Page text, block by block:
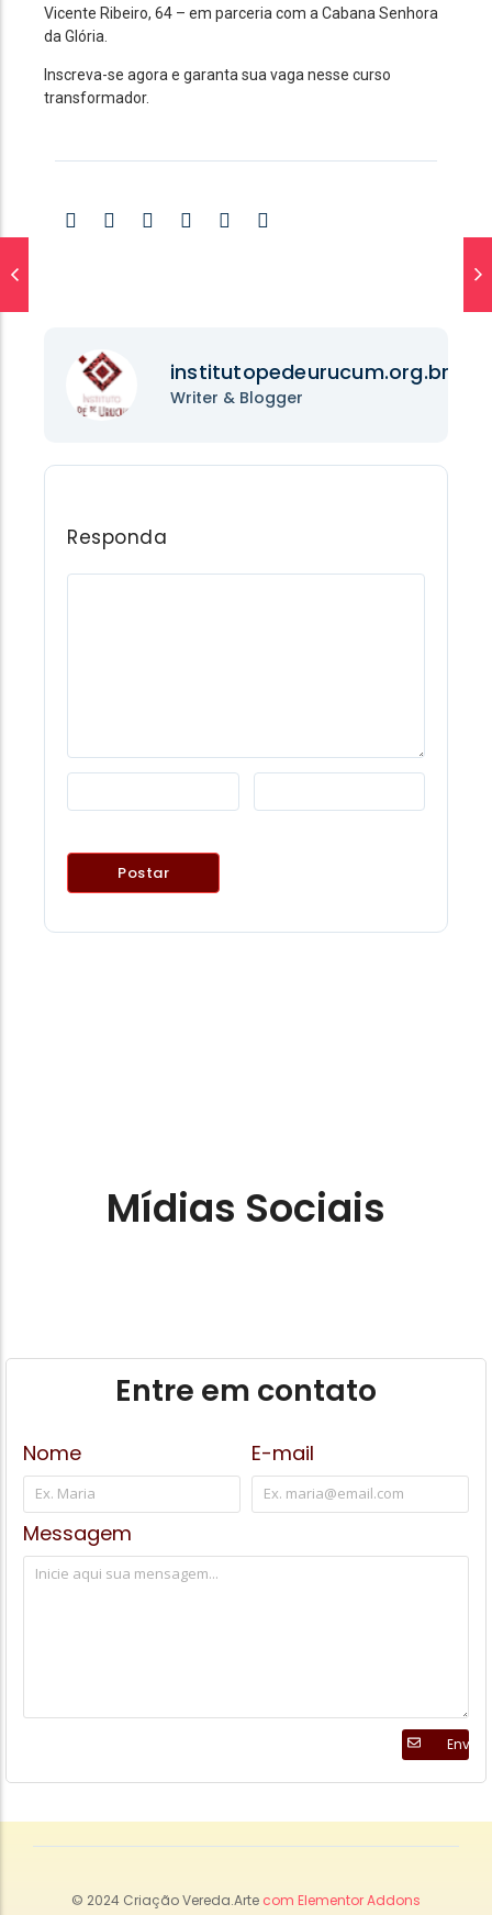
Vicente Ribeiro, 64 – em parceria com a Cabana Senhora
da Glória.
Inscreva-se agora e garanta sua vaga nesse curso
transformador.
institutopedeurucum.org.br
Writer & Blogger
Responda
Mídias Sociais
Entre em contato
Nome E-mail
Messagem
Enviar
© 2024 Criação Vereda.Arte com Elementor Addons